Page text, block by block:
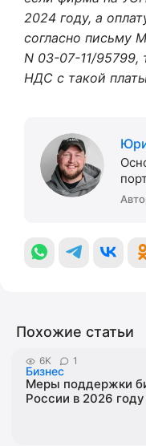
2024 году, а
согласно письму
N 03-07-11/95799,
НДС с такой
Похожие статьи
6K 1
Бизнес
Меры поддержки
России в 2026 году